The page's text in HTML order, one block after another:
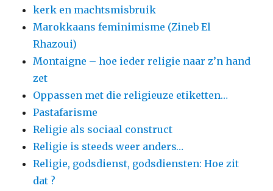
kerk en machtsmisbruik
Marokkaans feminimisme (Zineb El
Rhazoui)
Montaigne – hoe ieder religie naar z’n hand
zet
Oppassen met die religieuze etiketten…
Pastafarisme
Religie als sociaal construct
Religie is steeds weer anders…
Religie, godsdienst, godsdiensten: Hoe zit
dat ?